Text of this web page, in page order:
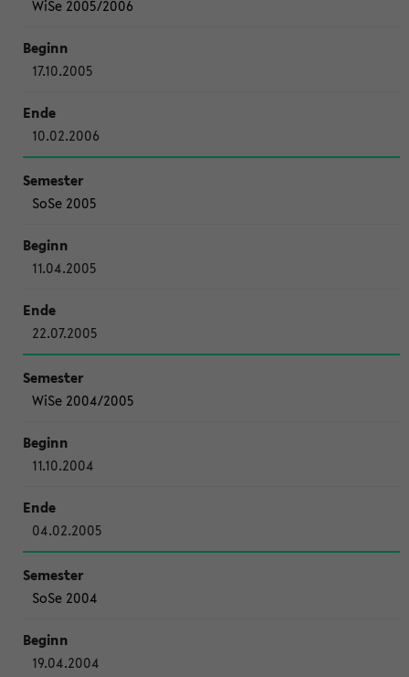
WiSe 2005/2006
17.10.2005
10.02.2006
SoSe 2005
11.04.2005
22.07.2005
WiSe 2004/2005
11.10.2004
04.02.2005
SoSe 2004
19.04.2004